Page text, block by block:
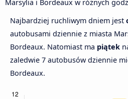
Marsylia i Bordeaux w różnych
Najbardziej ruchliwym dniem jest
autobusami dziennie z miasta
Bordeaux. Natomiast ma piątek
zaledwie 7 autobusów dziennie
Bordeaux.